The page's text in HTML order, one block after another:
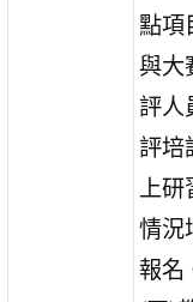
點項
與大
評人
評培
上研
情況
報名